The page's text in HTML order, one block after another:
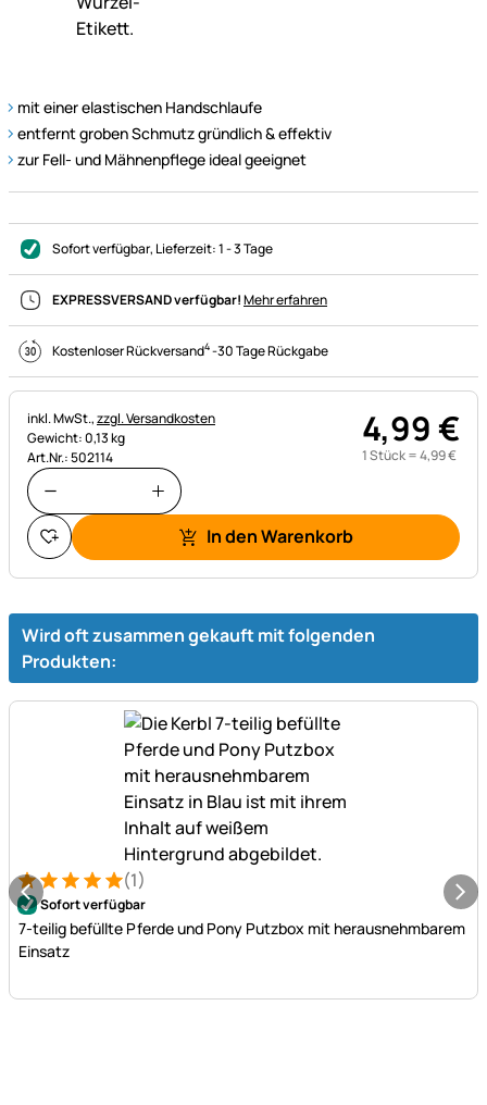
mit einer elastischen Handschlaufe
entfernt groben Schmutz gründlich & effektiv
zur Fell- und Mähnenpflege ideal geeignet
Sofort verfügbar, Lieferzeit:1 - 3 Tage
EXPRESSVERSAND verfügbar!Mehr erfahren
Kostenloser Rückversand4-30 Tage Rückgabe
Steuerhinweis:
inkl. MwSt.,zzgl. Versandkosten
Gewicht: 0,13 kg
Art.Nr.: 502114
4,99€
1 Stück =4,99€
In den Warenkorb
Wird oft zusammen gekauft mit folgenden
Produkten:
Bewertung: 5 von 5 (1 Bewertungen)
1 Bewertung (1)
Sofort verfügbar
7-teilig befüllte Pferde und Pony Putzbox mit herausnehmbarem
Einsatz